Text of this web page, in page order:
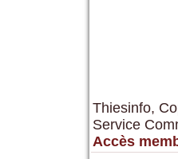
Thiesinfo,
Service
Accès